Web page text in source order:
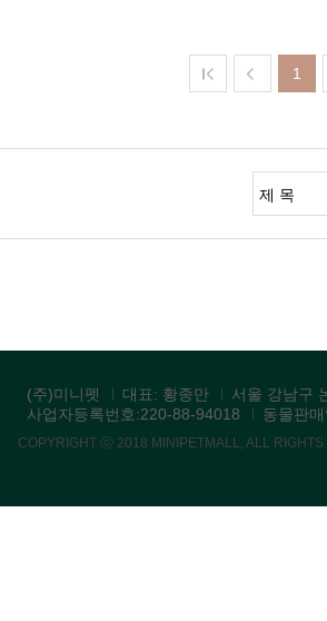
1
(주)미니펫 대표: 황종만
서울 강남구
사업자등록번호:220-88-94018
동물판
COPYRIGHT ⓒ 2018 MINIPETMALL, ALL